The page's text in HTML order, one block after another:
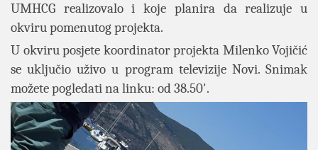
UMHCG realizovalo i koje planira da realizuje u
okviru pomenutog projekta.
U okviru posjete koordinator projekta Milenko Vojičić
se uključio uživo u program televizije Novi. Snimak
možete pogledati na linku: od 38.50'.